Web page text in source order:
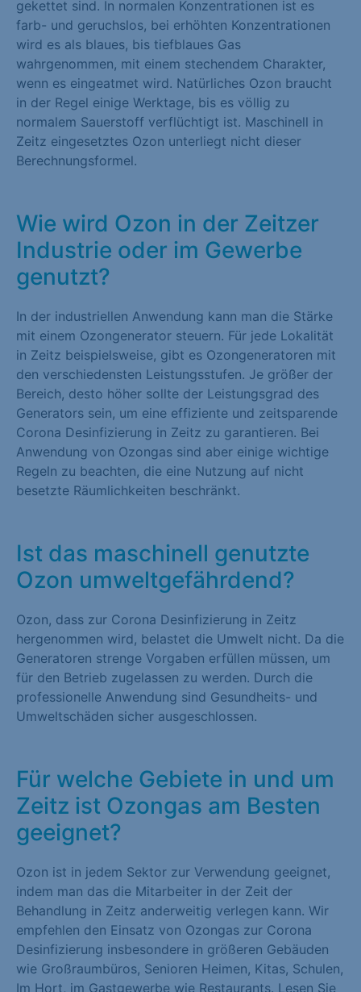
gekettet sind. In normalen Konzentrationen ist es
farb- und geruchslos, bei erhöhten Konzentrationen
wird es als blaues, bis tiefblaues Gas
wahrgenommen, mit einem stechendem Charakter,
wenn es eingeatmet wird. Natürliches Ozon braucht
in der Regel einige Werktage, bis es völlig zu
normalem Sauerstoff verflüchtigt ist. Maschinell in
Zeitz eingesetztes Ozon unterliegt nicht dieser
Berechnungsformel.
Wie wird Ozon in der Zeitzer
Industrie oder im Gewerbe
genutzt?
In der industriellen Anwendung kann man die Stärke
mit einem Ozongenerator steuern. Für jede Lokalität
in Zeitz beispielsweise, gibt es Ozongeneratoren mit
den verschiedensten Leistungsstufen. Je größer der
Bereich, desto höher sollte der Leistungsgrad des
Generators sein, um eine effiziente und zeitsparende
Corona Desinfizierung in Zeitz zu garantieren. Bei
Anwendung von Ozongas sind aber einige wichtige
Regeln zu beachten, die eine Nutzung auf nicht
besetzte Räumlichkeiten beschränkt.
Ist das maschinell genutzte
Ozon umweltgefährdend?
Ozon, dass zur Corona Desinfizierung in Zeitz
hergenommen wird, belastet die Umwelt nicht. Da die
Generatoren strenge Vorgaben erfüllen müssen, um
für den Betrieb zugelassen zu werden. Durch die
professionelle Anwendung sind Gesundheits- und
Umweltschäden sicher ausgeschlossen.
Für welche Gebiete in und um
Zeitz ist Ozongas am Besten
geeignet?
Ozon ist in jedem Sektor zur Verwendung geeignet,
indem man das die Mitarbeiter in der Zeit der
Behandlung in Zeitz anderweitig verlegen kann. Wir
empfehlen den Einsatz von Ozongas zur Corona
Desinfizierung insbesondere in größeren Gebäuden
wie Großraumbüros, Senioren Heimen, Kitas, Schulen,
Im Hort, im Gastgewerbe wie Restaurants. Lesen Sie